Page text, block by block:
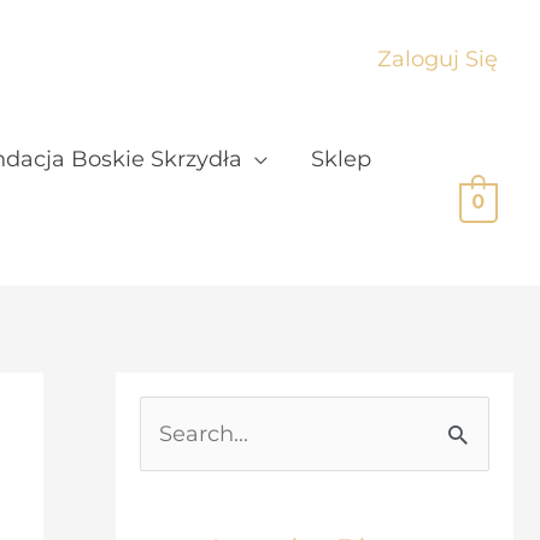
Zaloguj Się
Boskie Skrzydła Sklep
0